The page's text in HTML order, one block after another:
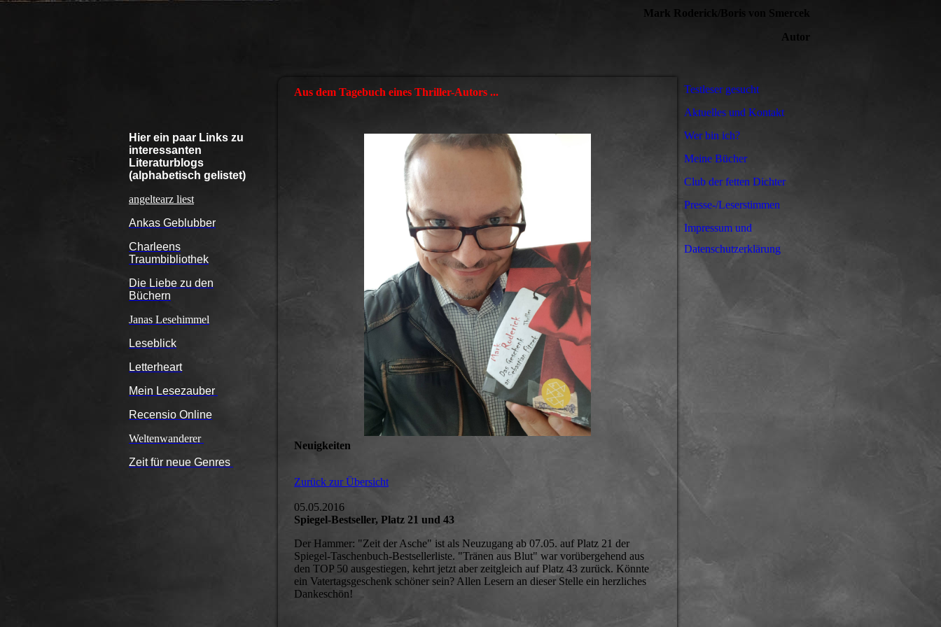
Mark Roderick/Boris von Smercek
Autor
Hier ein paar Links zu
interessanten
Literaturblogs
(alphabetisch gelistet)
angeltearz liest
Ankas Geblubber
Charleens
Traumbibliothek
Die Liebe zu den
Büchern
Janas Lesehimmel
Leseblick
Letterheart
Mein Lesezauber
Recensio Online
Weltenwanderer
Zeit für neue Genres
Aus dem Tagebuch eines Thriller-Autors ...
Neuigkeiten
Zurück zur Übersicht
05.05.2016
Spiegel-Bestseller, Platz 21 und 43
Der Hammer: "Zeit der Asche" ist als Neuzugang ab 07.05. auf Platz 21 der
Spiegel-Taschenbuch-Bestsellerliste. "Tränen aus Blut" war vorübergehend aus
den TOP 50 ausgestiegen, kehrt jetzt aber zeitgleich auf Platz 43 zurück. Könnte
ein Vatertagsgeschenk schöner sein? Allen Lesern an dieser Stelle ein herzliches
Dankeschön!
Testleser gesucht
Aktuelles und Kontakt
Wer bin ich?
Meine Bücher
Club der fetten Dichter
Presse-/Leserstimmen
Impressum und
Datenschutzerklärung